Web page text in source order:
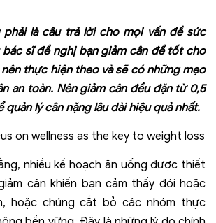
phải là câu trả lời cho mọi vấn đề sức
bác sĩ đề nghị bạn giảm cân để tốt cho
thực hiện theo và sẽ có những mẹo
an toàn. Nên giảm cân đều đặn từ 0,5
quản lý cân nặng lâu dài hiệu quả nhất.
nhiều kế hoạch ăn uống được thiết
cân khiến bạn cảm thấy đói hoặc
hoặc chúng cắt bỏ các nhóm thực